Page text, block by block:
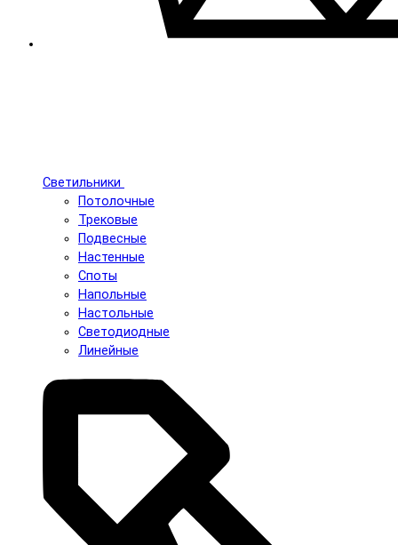
Светильники
Потолочные
Трековые
Подвесные
Настенные
Споты
Напольные
Настольные
Светодиодные
Линейные